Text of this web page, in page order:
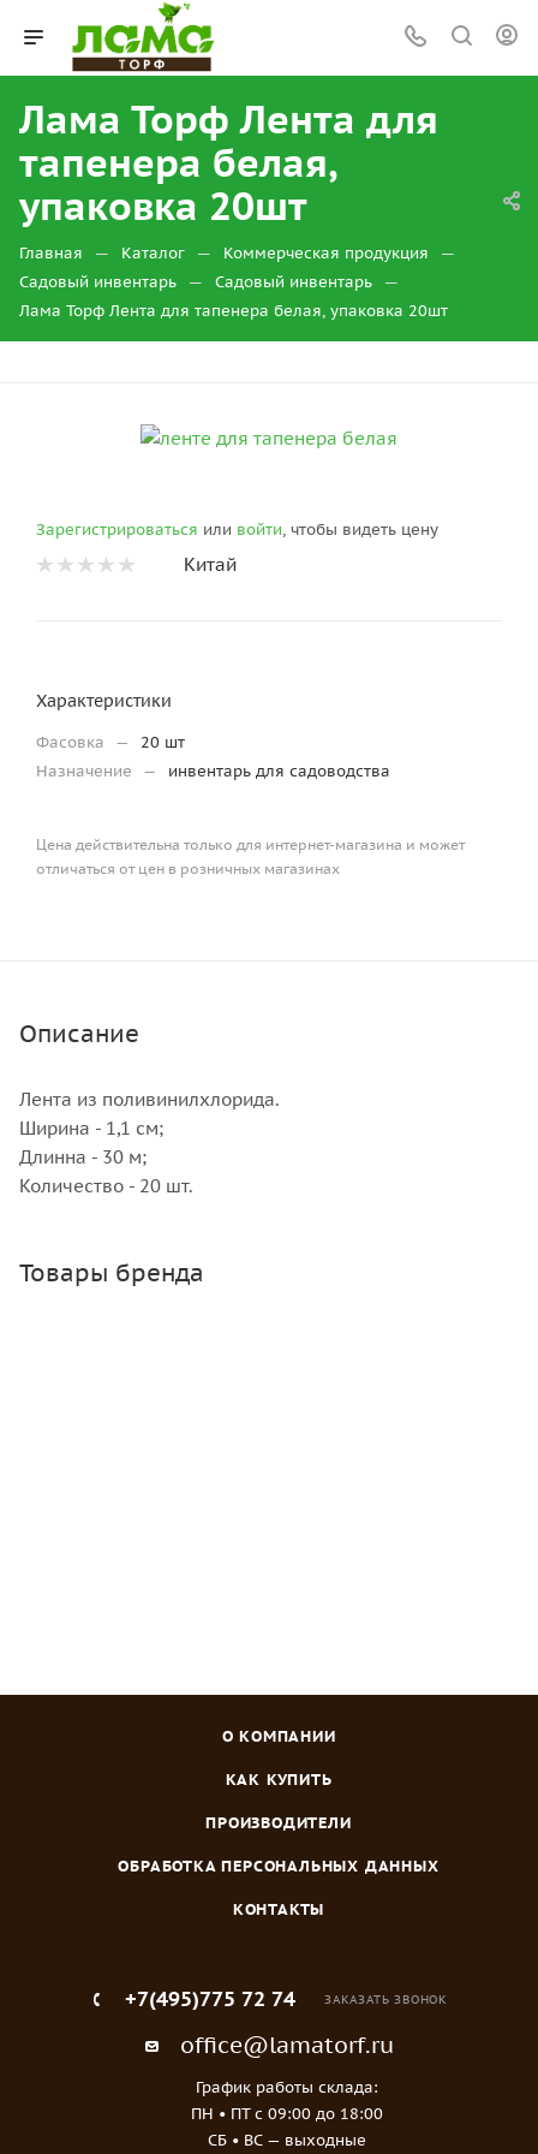
Лама Торф Лента для
тапенера белая,
упаковка 20шт
Главная — Каталог — Коммерческая продукция —
Садовый инвентарь — Садовый инвентарь —
Лама Торф Лента для тапенера белая, упаковка 20шт
Зарегистрироваться или войти, чтобы видеть цену
Китай
Характеристики
Фасовка —
20 шт
Назначение
— инвентарь для садоводства
Цена действительна только для интернет-магазина и может
отличаться от цен в розничных магазинах
Описание
Лента из поливинилхлорида.
Ширина - 1,1 см;
Длинна - 30 м;
Количество - 20 шт.
Товары бренда
О КОМПАНИИ
КАК КУПИТЬ
ПРОИЗВОДИТЕЛИ
ОБРАБОТКА ПЕРСОНАЛЬНЫХ ДАННЫХ
КОНТАКТЫ
+7(495)775 72 74 ЗАКАЗАТЬ ЗВОНОК
office@lamatorf.ru
График работы склада:
ПН • ПТ c 09:00 до 18:00
СБ • ВС — выходные